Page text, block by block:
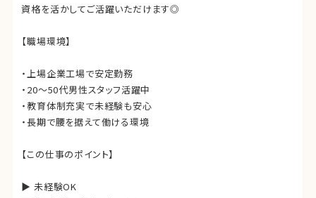
資格を活かしてご活躍いただけます◎
【職場環境】
・上場企業工場で安定勤務
・20〜50代男性スタッフ活躍中
・教育体制充実で未経験も安心
・長期で腰を据えて働ける環境
【この仕事のポイント】
▶ 未経験OK